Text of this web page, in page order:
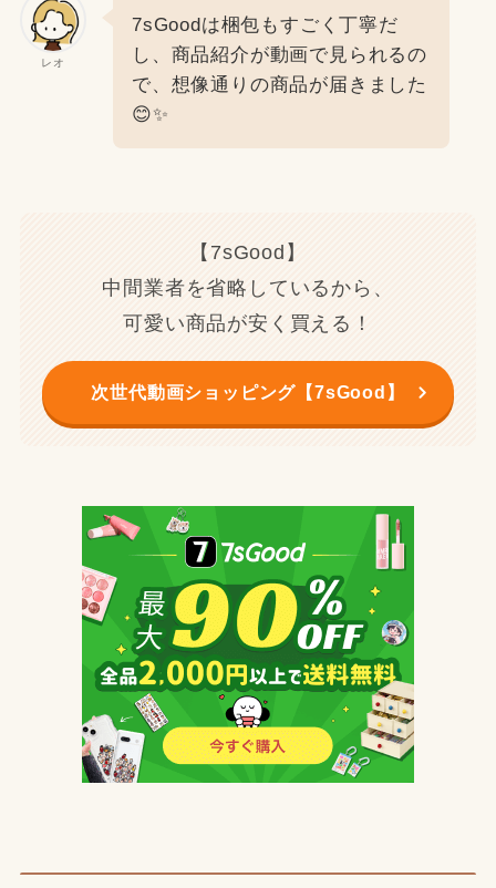
レオ
7sGoodは梱包もすごく丁寧だ
し、商品紹介が動画で見られるの
で、想像通りの商品が届きました
😊✨
【7sGood】
中間業者を省略しているから、
可愛い商品が安く買える！
次世代動画ショッピング【7sGood】